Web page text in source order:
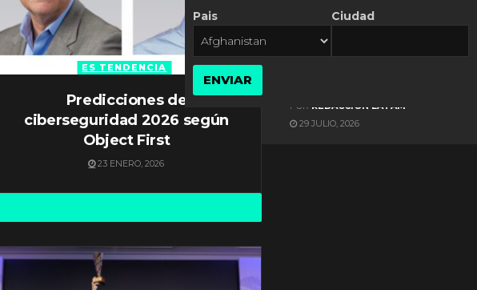
ES TENDENCIA
Predicciones de
ciberseguridad 2026 según
Object First
23 ENERO, 2026
ES NOTICIA
POR REDACCIÓN LATAM
29 JULIO, 2026
Pais Ciudad
ENVIAR